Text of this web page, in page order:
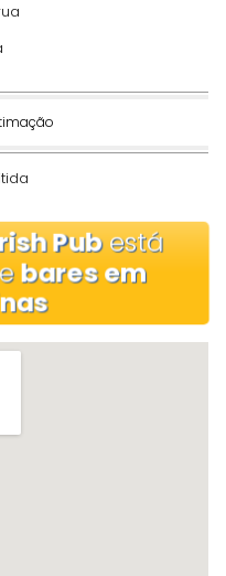
Pubestá
bares em